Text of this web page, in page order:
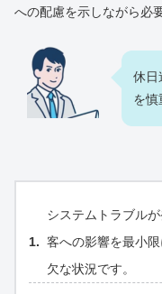
への配慮を示しながら必
休日
を慎
システムトラブル
客への影響を最小
欠な状況です。